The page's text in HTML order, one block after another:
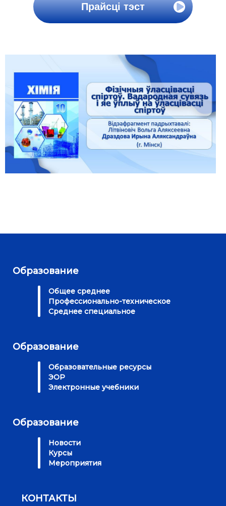
Прайсці тэст
Образование
Общее среднее
Профессионально-техническое
Среднее специальное
Образование
Образовательные ресурсы
ЭОР
Электронные учебники
Образование
Новости
Курсы
Мероприятия
КОНТАКТЫ